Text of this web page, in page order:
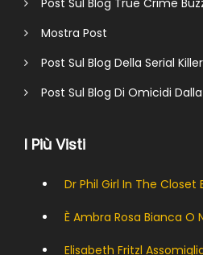
Post Sul Blog True Crime
Mostra Post
Post Sul Blog Della Serial
Post Sul Blog Di Omicidi Dalla
I Più Visti
Dr Phil Girl In The
È Ambra Rosa Bianca O
Elisabeth Fritzl